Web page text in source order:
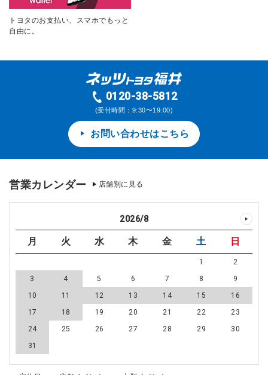
トヨタのお支払い、スマホでもっと
自由に。
0120-38-5812
(受付時間：9:30〜19:00)
お問い合わせはこちら
営業カレンダー 店舗別に見る
2026/8
月 火 水 木 金 土 日
1
2
3
4 5 6 7 8
9
10
11 12 13 14 15
16
17
18 19 20 21 22
23
24
25 26 27 28 29
30
31